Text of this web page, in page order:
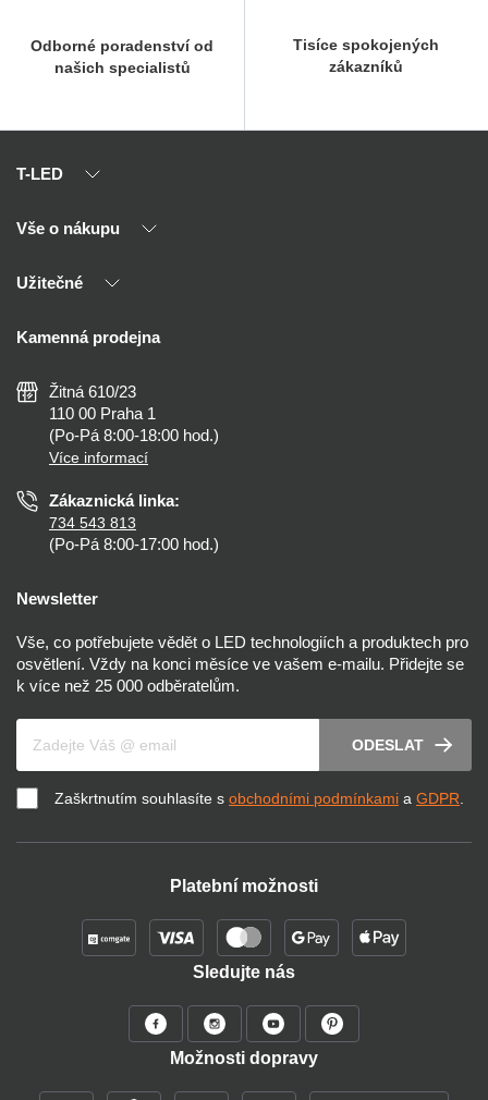
Odborné poradenství od
našich specialistů
Tisíce spokojených
zákazníků
T-LED
O nás
Kontakty
Vše o nákupu
Výhody T-LED
Montáž
Nejčastější dotazy
Než koupíte
Osvětlení dle místnosti
Užitečné
Reklamace a vrácení
Zásady ochrany soukromí
Nastavení cookies
Prohlášení o přístupnosti
Kamenná prodejna
Žitná 610/23
110 00 Praha 1
(Po-Pá 8:00-18:00 hod.)
Více informací
Zákaznická linka:
734 543 813
(Po-Pá 8:00-17:00 hod.)
Newsletter
Vše, co potřebujete vědět o LED technologiích a produktech pro
osvětlení. Vždy na konci měsíce ve vašem e-mailu. Přidejte se
k více než 25 000 odběratelům.
ODESLAT
Zaškrtnutím souhlasíte s obchodními podmínkami a GDPR.
Platební možnosti
Sledujte nás
Možnosti dopravy